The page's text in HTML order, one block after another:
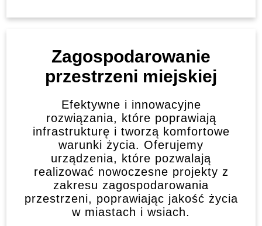
Zagospodarowanie
przestrzeni miejskiej
Efektywne i innowacyjne
rozwiązania, które poprawiają
infrastrukturę i tworzą komfortowe
warunki życia. Oferujemy
urządzenia, które pozwalają
realizować nowoczesne projekty z
zakresu zagospodarowania
przestrzeni, poprawiając jakość życia
w miastach i wsiach.